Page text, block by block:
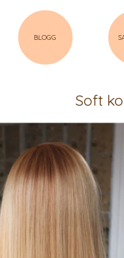
BLOGG
Soft